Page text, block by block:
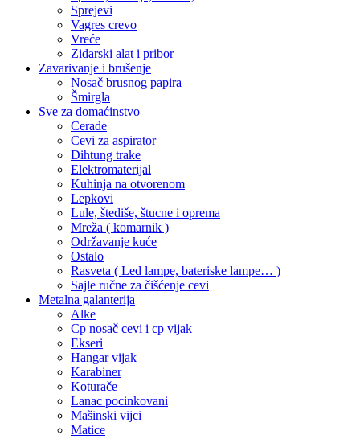
Sprejevi
Vagres crevo
Vreće
Zidarski alat i pribor
Zavarivanje i brušenje
Nosač brusnog papira
Šmirgla
Sve za domaćinstvo
Cerade
Cevi za aspirator
Dihtung trake
Elektromaterijal
Kuhinja na otvorenom
Lepkovi
Lule, štediše, štucne i oprema
Mreža ( komarnik )
Održavanje kuće
Ostalo
Rasveta ( Led lampe, bateriske lampe… )
Sajle ručne za čišćenje cevi
Metalna galanterija
Alke
Cp nosač cevi i cp vijak
Ekseri
Hangar vijak
Karabiner
Koturače
Lanac pocinkovani
Mašinski vijci
Matice